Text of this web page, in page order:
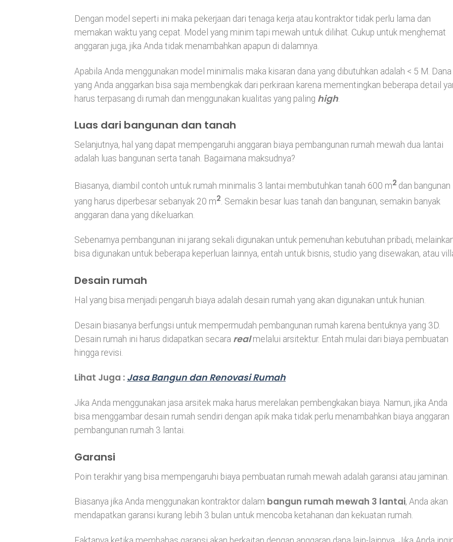
Dengan model seperti ini maka pekerjaan dari tenaga kerja atau kontraktor tidak perlu lama dan
memakan waktu yang cepat. Model yang minim tapi mewah untuk dilihat. Cukup untuk menghemat
anggaran juga, jika Anda tidak menambahkan apapun di dalamnya.
Apabila Anda menggunakan model minimalis maka kisaran dana yang dibutuhkan adalah < 5 M. Dana
yang Anda anggarkan bisa saja membengkak dari perkiraan karena mementingkan beberapa detail
harus terpasang di rumah dan menggunakan kualitas yang paling high
Luas dari bangunan dan tanah
Selanjutnya, hal yang dapat mempengaruhi anggaran biaya pembangunan rumah mewah dua lantai
adalah luas bangunan serta tanah. Bagaimana maksudnya?
Biasanya, diambil contoh untuk rumah minimalis 3 lantai membutuhkan tanah 600 m2 dan bangunan
yang harus diperbesar sebanyak 20 m2 . Semakin besar luas tanah dan bangunan, semakin banyak
anggaran dana yang dikeluarkan.
Sebenarnya pembangunan ini jarang sekali digunakan untuk pemenuhan kebutuhan pribadi,
bisa digunakan untuk beberapa keperluan lainnya, entah untuk bisnis, studio yang disewakan, atau
Desain rumah
Hal yang bisa menjadi pengaruh biaya adalah desain rumah yang akan digunakan untuk hunian.
Desain biasanya berfungsi untuk mempermudah pembangunan rumah karena bentuknya yang 3D.
Desain rumah ini harus didapatkan secara realmelalui arsitektur. Entah mulai dari biaya pembuatan
hingga revisi.
Lihat Juga : Jasa Bangun dan Renovasi Rumah
Jika Anda menggunakan jasa arsitek maka harus merelakan pembengkakan biaya. Namun, jika Anda
bisa menggambar desain rumah sendiri dengan apik maka tidak perlu menambahkan biaya anggaran
pembangunan rumah 3 lantai.
Garansi
Poin terakhir yang bisa mempengaruhi biaya pembuatan rumah mewah adalah garansi atau jaminan.
Biasanya jika Anda menggunakan kontraktor dalam bangun rumah mewah 3 lantai, Anda akan
mendapatkan garansi kurang lebih 3 bulan untuk mencoba ketahanan dan kekuatan rumah.